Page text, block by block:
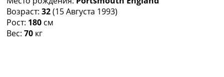
Все таблицы >>>
Рейтинги
Рейтинг стран УЕФА
Возраст: 32(15 Августа 1993)
Рост: 180 см
Вес: 70 кг